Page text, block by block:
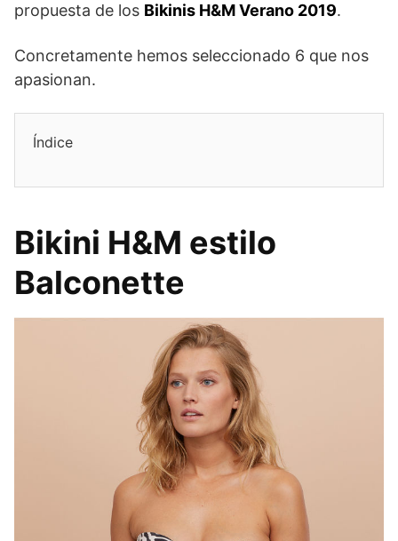
propuesta de los Bikinis H&M Verano 2019.
Concretamente hemos seleccionado 6 que nos
apasionan.
Índice
Bikini H&M estilo
Balconette